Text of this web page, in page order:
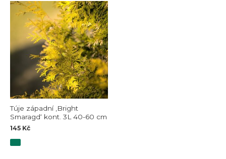
Túje západní ‚Bright
Smaragd‘ kont. 3L 40-60 cm
145 Kč